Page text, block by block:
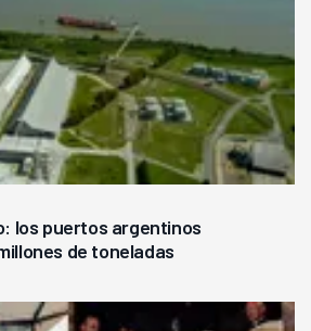
los puertos argentinos
de toneladas